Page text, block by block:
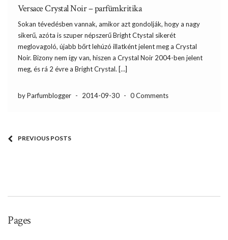
Versace Crystal Noir – parfümkritika
Sokan tévedésben vannak, amikor azt gondolják, hogy a nagy
sikerű, azóta is szuper népszerű Bright Ctystal sikerét
meglovagoló, újabb bőrt lehúzó illatként jelent meg a Crystal
Noir. Bizony nem így van, hiszen a Crystal Noir 2004-ben jelent
meg, és rá 2 évre a Bright Crystal. […]
by Parfumblogger - 2014-09-30 - 0 Comments
PREVIOUS POSTS
Pages